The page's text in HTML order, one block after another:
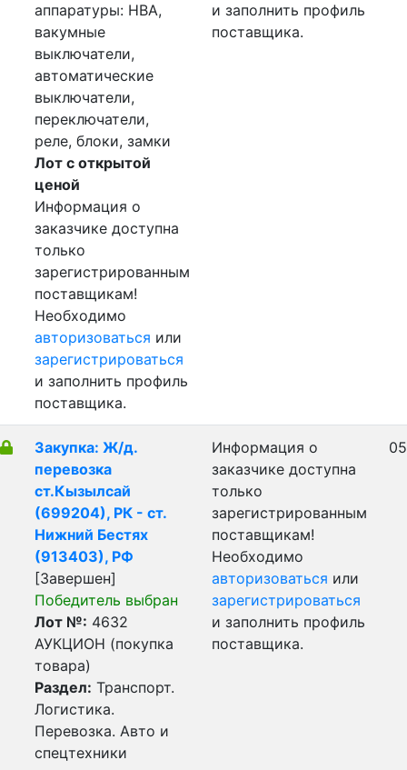
аппаратуры: НВА,
вакумные
выключатели,
автоматические
выключатели,
переключатели,
реле, блоки, замки
Лот с открытой
ценой
Информация о
заказчике доступна
только
зарегистрированным
поставщикам!
Необходимо
авторизоваться или
зарегистрироваться
и заполнить профиль
поставщика.
и заполнить профиль
поставщика.
Закупка: Ж/д.
перевозка
ст.Кызылсай
(699204), РК - ст.
Нижний Бестях
(913403), РФ
[Завершен]
Победитель выбран
Лот №: 4632
АУКЦИОН (покупка
товара)
Раздел: Транспорт.
Логистика.
Перевозка. Авто и
спецтехники
Информация о
заказчике доступна
только
зарегистрированным
поставщикам!
Необходимо
авторизоваться или
зарегистрироваться
и заполнить профиль
поставщика.